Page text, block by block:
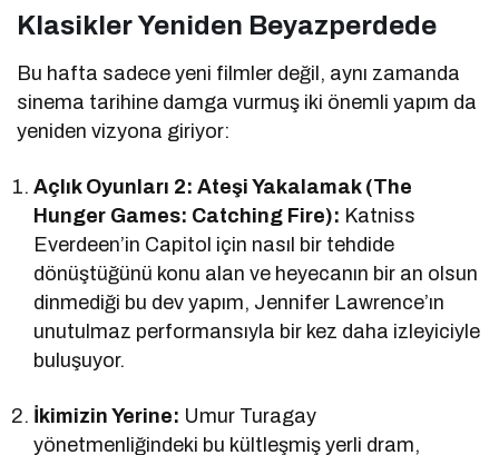
Klasikler Yeniden Beyazperdede
Bu hafta sadece yeni filmler değil, aynı zamanda
sinema tarihine damga vurmuş iki önemli yapım da
yeniden vizyona giriyor:
Açlık Oyunları 2: Ateşi Yakalamak (The
Hunger Games: Catching Fire): Katniss
Everdeen’in Capitol için nasıl bir tehdide
dönüştüğünü konu alan ve heyecanın bir an olsun
dinmediği bu dev yapım, Jennifer Lawrence’ın
unutulmaz performansıyla bir kez daha izleyiciyle
buluşuyor.
İkimizin Yerine: Umur Turagay
yönetmenliğindeki bu kültleşmiş yerli dram,